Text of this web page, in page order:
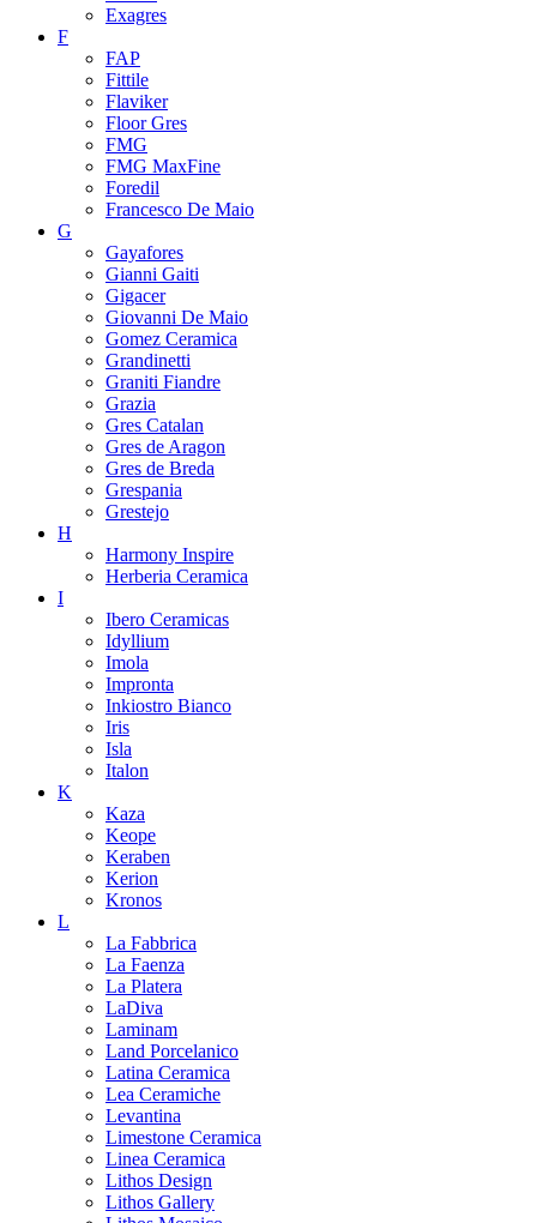
Exagres
F
FAP
Fittile
Flaviker
Floor Gres
FMG
FMG MaxFine
Foredil
Francesco De Maio
G
Gayafores
Gianni Gaiti
Gigacer
Giovanni De Maio
Gomez Ceramica
Grandinetti
Graniti Fiandre
Grazia
Gres Catalan
Gres de Aragon
Gres de Breda
Grespania
Grestejo
H
Harmony Inspire
Herberia Ceramica
I
Ibero Ceramicas
Idyllium
Imola
Impronta
Inkiostro Bianco
Iris
Isla
Italon
K
Kaza
Keope
Keraben
Kerion
Kronos
L
La Fabbrica
La Faenza
La Platera
LaDiva
Laminam
Land Porcelanico
Latina Ceramica
Lea Ceramiche
Levantina
Limestone Ceramica
Linea Ceramica
Lithos Design
Lithos Gallery